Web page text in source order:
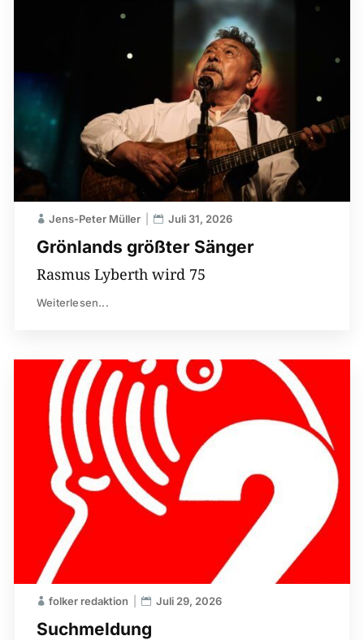
Grönlands größter Sänger
Jens-Peter Müller Juli 31, 2026
Rasmus Lyberth wird 75
Weiterlesen...
Suchmeldung
folker redaktion Juli 29, 2026